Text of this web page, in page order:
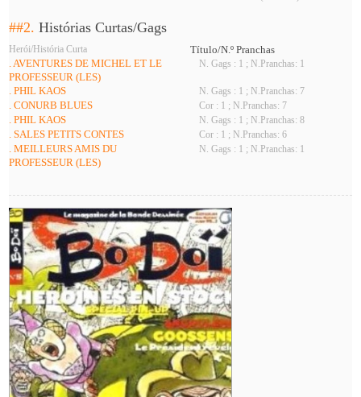
##2.Histórias Curtas/Gags
Herói/História Curta
Título/N.º Pranchas
. AVENTURES DE MICHEL ET LE
PROFESSEUR (LES)
N. Gags : 1 ; N.Pranchas: 1
. PHIL KAOS N. Gags : 1 ; N.Pranchas: 7
. CONURB BLUES Cor : 1 ; N.Pranchas: 7
. PHIL KAOS N. Gags : 1 ; N.Pranchas: 8
. SALES PETITS CONTES Cor : 1 ; N.Pranchas: 6
. MEILLEURS AMIS DU
PROFESSEUR (LES)
N. Gags : 1 ; N.Pranchas: 1